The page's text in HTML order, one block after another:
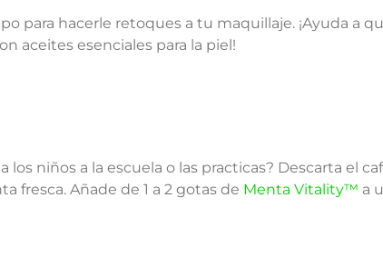
para hacerle retoques a tu maquillaje. ¡Ayuda a
aceites esenciales para la piel!
niños a la escuela o las practicas? Descarta el
fresca. Añade de 1 a 2 gotas de Menta Vitality™ a